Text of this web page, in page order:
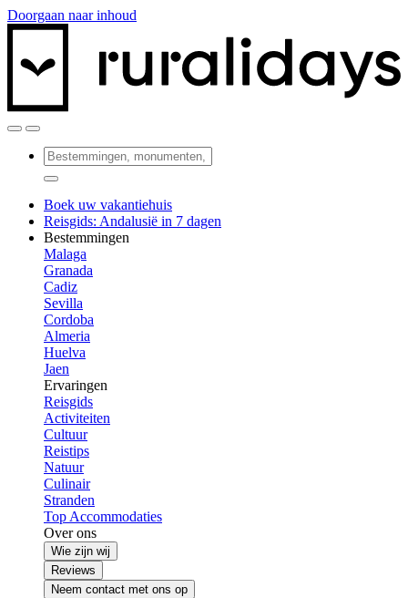
Doorgaan naar inhoud
Boek uw vakantiehuis
Reisgids: Andalusië in 7 dagen
Bestemmingen
Malaga
Granada
Cadiz
Sevilla
Cordoba
Almeria
Huelva
Jaen
Ervaringen
Reisgids
Activiteiten
Cultuur
Reistips
Natuur
Culinair
Stranden
Top Accommodaties
Over ons
Wie zijn wij
Reviews
Neem contact met ons op